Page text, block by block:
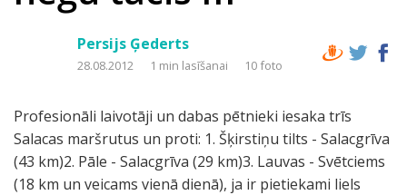
Persijs Ģederts
28.08.2012 1 min lasīšanai 10 foto
Profesionāli laivotāji un dabas pētnieki iesaka trīs
Salacas maršrutus un proti: 1. Šķirstiņu tilts - Salacgrīva
(43 km)2. Pāle - Salacgrīva (29 km)3. Lauvas - Svētciems
(18 km un veicams vienā dienā), ja ir pietiekami liels